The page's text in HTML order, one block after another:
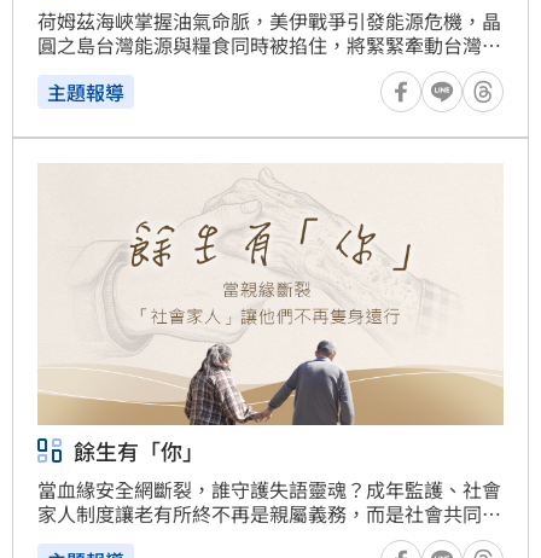
荷姆茲海峽掌握油氣命脈，美伊戰爭引發能源危機，晶
圓之島台灣能源與糧食同時被掐住，將緊緊牽動台灣命
脈。
主題報導
餘生有「你」
當血緣安全網斷裂，誰守護失語靈魂？成年監護、社會
家人制度讓老有所終不再是親屬義務，而是社會共同承
接。